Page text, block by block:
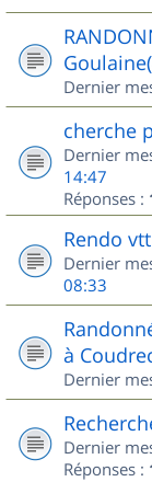
Dernier
cherche
Dernier
14:47
Réponses :
Rendo
Dernier
08:33
à
Dernier
Dernier
Réponses :